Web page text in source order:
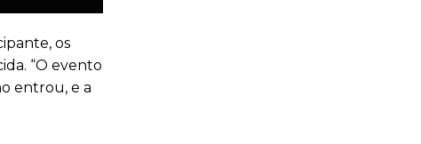
os
“O evento
entrou, e a